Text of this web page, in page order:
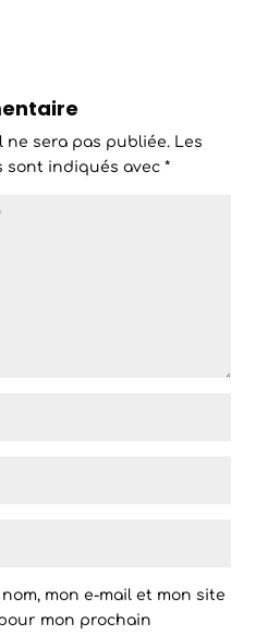
ne sera pas publiée. Les
sont indiqués avec *
mon e-mail et mon site
mon prochain